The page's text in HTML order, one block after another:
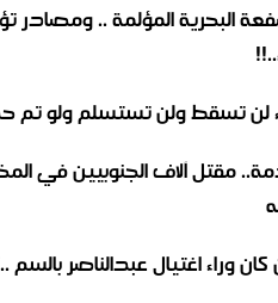
البحرية المؤلمة ..
تسقط ولن تستسلم ولو تم
مقتل آلاف الجنوبيين في
اغتيال عبدالناصر بالسم